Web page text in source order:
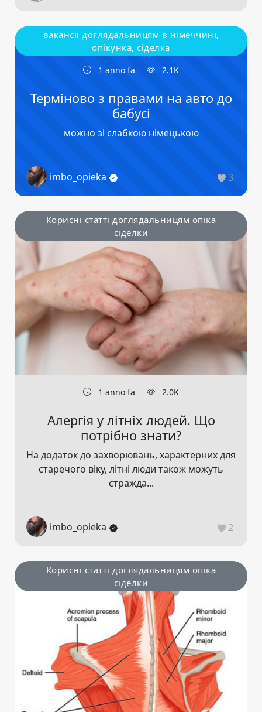
1 anno fa 2.1K
3
вакансії доглядальницям в німеччині,
опікунка, сіделка
Терміново з правами на авто до
бабусі
можно зі слабкою німецькою
imbo_opieka
Корисні статті доглядальницям опіка
сіделки
1 anno fa 2.0K
Алергія у літніх людей. Що
потрібно знати?
На додаток до захворювань, характерних для
старечого віку, літні люди також можуть
стражда...
imbo_opieka 2
Корисні статті доглядальницям опіка
сіделки